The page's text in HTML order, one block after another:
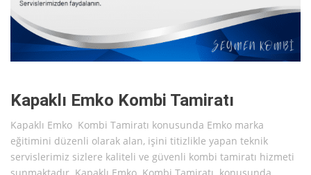
Kapaklı Emko Kombi Tamiratı
Kapaklı Emko Kombi Tamiratı konusunda Emko marka
eğitimini düzenli olarak alan, işini titizlikle yapan teknik
servislerimiz sizlere kaliteli ve güvenli kombi tamiratı hizmeti